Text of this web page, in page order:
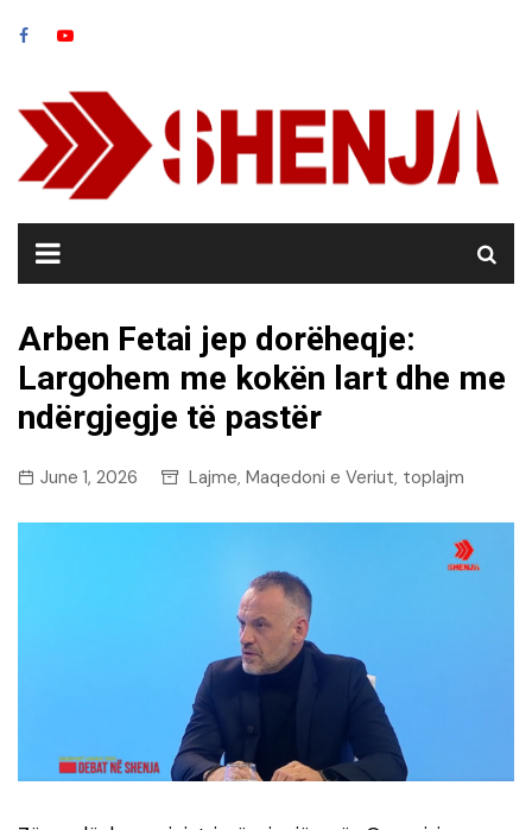
Arben Fetai jep dorëheqje:
Largohem me kokën lart dhe me
ndërgjegje të pastër
June 1, 2026 Lajme, Maqedoni e Veriut, toplajm